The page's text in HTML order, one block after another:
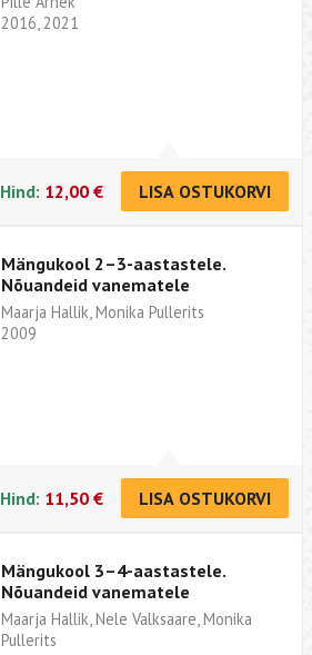
2016, 2021
Hind: 12,00 € LISA OSTUKORVI
Mängukool 2–3-aastastele.
Nõuandeid vanematele
Maarja Hallik, Monika Pullerits
2009
Hind: 11,50 € LISA OSTUKORVI
Mängukool 3–4-aastastele.
Nõuandeid vanematele
Maarja Hallik, Nele Valksaare, Monika
Pullerits